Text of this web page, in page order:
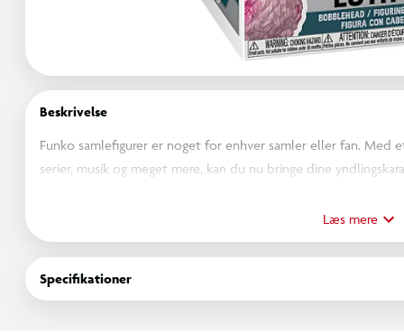
Beskrivelse
Funko samlefigurer er noget for enhver samler eller fan.
serier, musik og meget mere, kan du nu bringe dine
helt sikkert skabe opmærksomhed. Så uanset om du samler
noget helt andet, så har Funko noget for dig. Så gå ikke glip
samling - eller giv den perfekte gave til en, du holder af. Køb
den store samlerfamilie.
Læs mere
Specifikationer